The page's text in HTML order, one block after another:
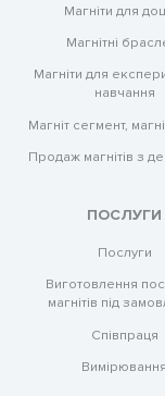
Магніти для
Магнітні
Магніти для
навчання
Магніт сегмент,
Продаж магнітів з
ПОСЛУГИ
Послуги
Виготовлення
магнітів під
Співпраця
Вимірювання